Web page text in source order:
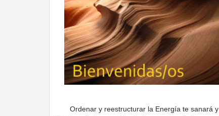
Ordenar y reestructurar la Energía te sanará y